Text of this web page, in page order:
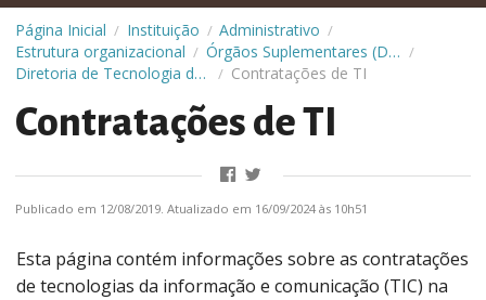
Página Inicial / Instituição / Administrativo /
Estrutura organizacional / Órgãos Suplementares (Diretorias) /
Diretoria de Tecnologia da Informação (DTI) / Contratações de TI
Contratações de TI
Publicado em 12/08/2019. Atualizado em 16/09/2024 às 10h51
Esta página contém informações sobre as contratações
de tecnologias da informação e comunicação (TIC) na